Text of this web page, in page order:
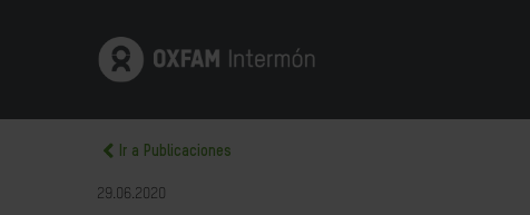
Ir a Publicaciones
29.06.2020